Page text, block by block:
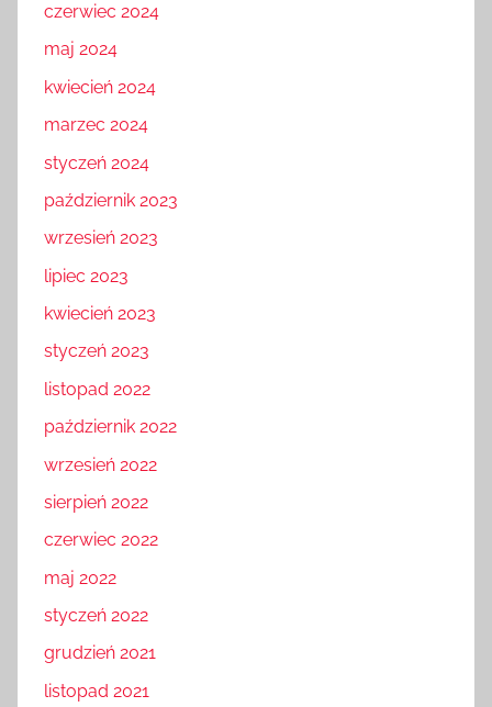
czerwiec 2024
maj 2024
kwiecień 2024
marzec 2024
styczeń 2024
październik 2023
wrzesień 2023
lipiec 2023
kwiecień 2023
styczeń 2023
listopad 2022
październik 2022
wrzesień 2022
sierpień 2022
czerwiec 2022
maj 2022
styczeń 2022
grudzień 2021
listopad 2021